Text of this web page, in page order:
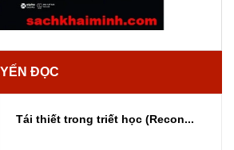
ĐỌC
Tái thiết trong triết học (Recon...